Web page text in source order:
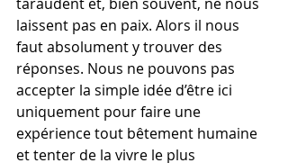
laissent pas en paix. Alors il nous
faut absolument y trouver des
réponses. Nous ne pouvons pas
accepter la simple idée d’être ici
uniquement pour faire une
expérience tout bêtement humaine
et tenter de la vivre le plus